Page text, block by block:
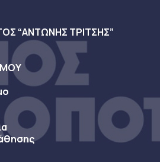
“ΑΝΤΩΝΗΣ ΤΡΙΤΣΗΣ”